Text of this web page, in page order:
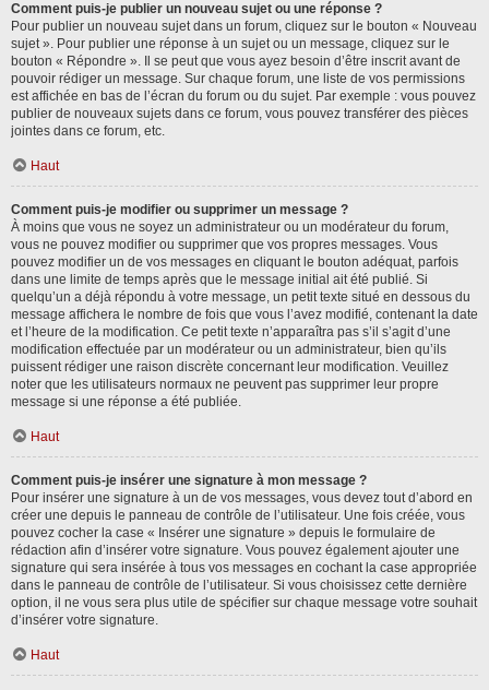
Comment puis-je publier un nouveau sujet ou une réponse ?
Pour publier un nouveau sujet dans un forum, cliquez sur le bouton « Nouveau
sujet ». Pour publier une réponse à un sujet ou un message, cliquez sur le
bouton « Répondre ». Il se peut que vous ayez besoin d’être inscrit avant de
pouvoir rédiger un message. Sur chaque forum, une liste de vos permissions
est affichée en bas de l’écran du forum ou du sujet. Par exemple : vous pouvez
publier de nouveaux sujets dans ce forum, vous pouvez transférer des pièces
jointes dans ce forum, etc.
Haut
Comment puis-je modifier ou supprimer un message ?
À moins que vous ne soyez un administrateur ou un modérateur du forum,
vous ne pouvez modifier ou supprimer que vos propres messages. Vous
pouvez modifier un de vos messages en cliquant le bouton adéquat, parfois
dans une limite de temps après que le message initial ait été publié. Si
quelqu’un a déjà répondu à votre message, un petit texte situé en dessous du
message affichera le nombre de fois que vous l’avez modifié, contenant la date
et l’heure de la modification. Ce petit texte n’apparaîtra pas s’il s’agit d’une
modification effectuée par un modérateur ou un administrateur, bien qu’ils
puissent rédiger une raison discrète concernant leur modification. Veuillez
noter que les utilisateurs normaux ne peuvent pas supprimer leur propre
message si une réponse a été publiée.
Haut
Comment puis-je insérer une signature à mon message ?
Pour insérer une signature à un de vos messages, vous devez tout d’abord en
créer une depuis le panneau de contrôle de l’utilisateur. Une fois créée, vous
pouvez cocher la case « Insérer une signature » depuis le formulaire de
rédaction afin d’insérer votre signature. Vous pouvez également ajouter une
signature qui sera insérée à tous vos messages en cochant la case appropriée
dans le panneau de contrôle de l’utilisateur. Si vous choisissez cette dernière
option, il ne vous sera plus utile de spécifier sur chaque message votre souhait
d’insérer votre signature.
Haut